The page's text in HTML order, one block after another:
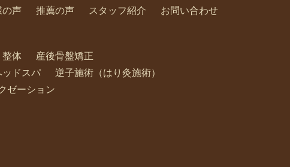
の声 推薦の声 スタッフ紹介 お問い合わせ
整体
産後骨盤矯正
ッドスパ
逆子施術（はり灸施術）
ゼーション